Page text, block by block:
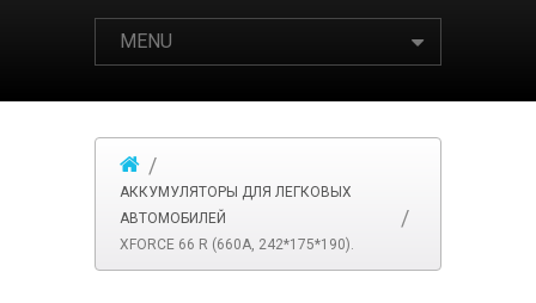
MENU
АККУМУЛЯТОРЫ ДЛЯ ЛЕГКОВЫХ
АВТОМОБИЛЕЙ
XFORCE 66 R (660A, 242*175*190).